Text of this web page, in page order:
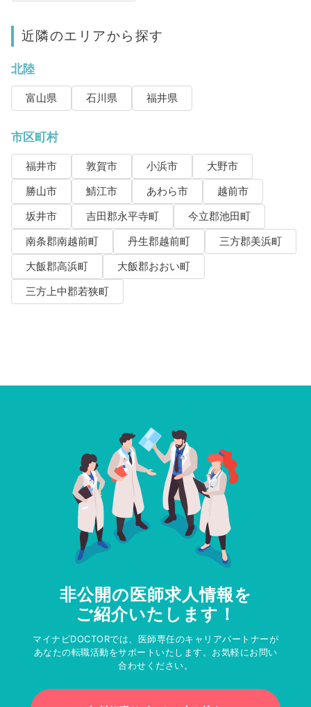
近隣のエリアから探す
北陸
富山県 石川県 福井県
市区町村
福井市 敦賀市 小浜市
大野市
勝山市
鯖江市 あわら市
越前市
坂井市
吉田郡永平寺町
今立郡池田町
南条郡南越前町
丹生郡越前町
三方郡美浜町
大飯郡高浜町
大飯郡おおい町
三方上中郡若狭町
非公開の医師求人情報を
ご紹介いたします！
マイナビDOCTORでは、医師専任のキャリアパートナーが
あなたの転職活動をサポートいたします。お気軽にお問い
合わせください。